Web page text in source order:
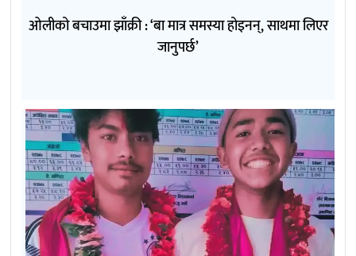
ओलीको बचाउमा झाँक्री : ‘बा मात्र समस्या होइनन्, साथमा लिएर
जानुपर्छ’